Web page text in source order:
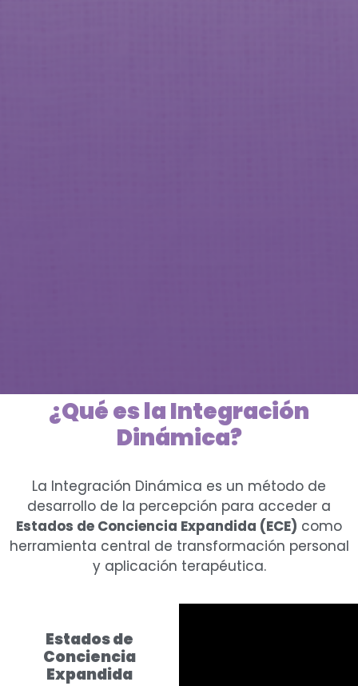
¿Qué es la Integración
Dinámica?
La Integración Dinámica es un método de
desarrollo de la percepción para acceder a
Estados de Conciencia Expandida (ECE) como
herramienta central de transformación personal
y aplicación terapéutica.
Estados de
Conciencia
Expandida